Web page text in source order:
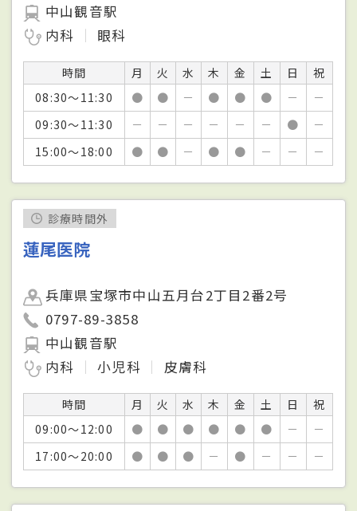
中山観音駅
内科
眼科
時間 月 火 水 木 金 土 日
祝
08:30～11:30
● ● － ● ● ● －
－
09:30～11:30
－ － － － － － ●
－
15:00～18:00
● ● － ● ● － － －
診療時間外
蓮尾医院
兵庫県宝塚市中山五月台2丁目2番2号
0797-89-3858
中山観音駅
内科
小児科 皮膚科
時間 月 火 水 木 金 土 日
祝
09:00～12:00
● ● ● ● ● ● －
－
17:00～20:00
● ● ● － ● － － －